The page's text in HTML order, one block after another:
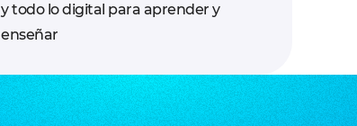
y todo lo digital para aprender y
enseñar